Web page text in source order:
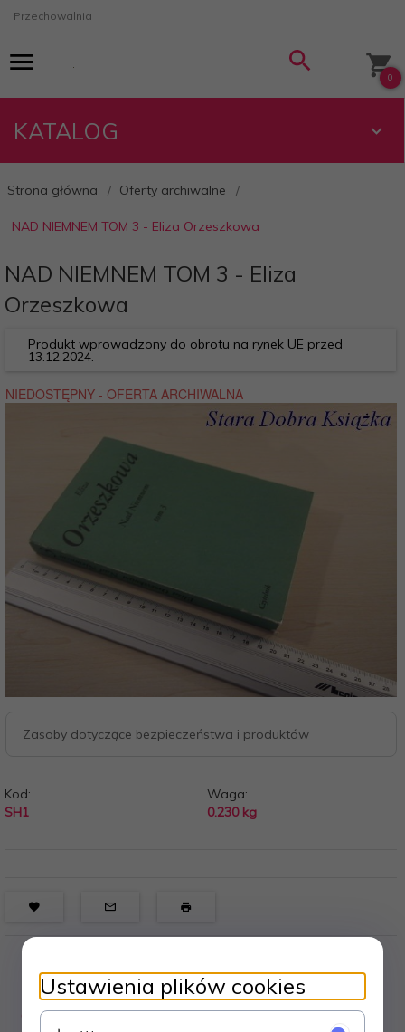
Przechowalnia
0
KATALOG
Strona główna Oferty archiwalne
NAD NIEMNEM TOM 3 - Eliza Orzeszkowa
NAD NIEMNEM TOM 3 - Eliza
Orzeszkowa
Produkt wprowadzony do obrotu na rynek UE przed
13.12.2024.
Zasoby dotyczące bezpieczeństwa i produktów
Kod:
SH1
Waga:
0.230 kg
OPIS PRODUKTU
Ustawienia plików cookies